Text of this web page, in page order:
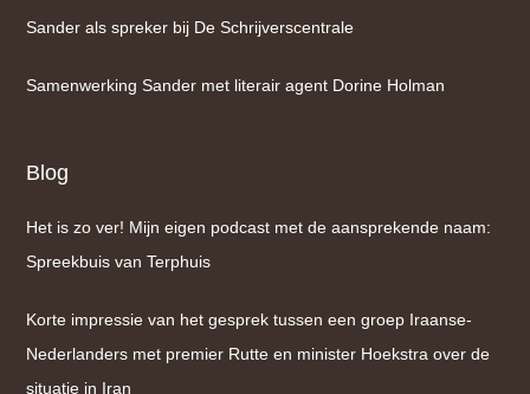
Sander als spreker bij De Schrijverscentrale
Samenwerking Sander met literair agent Dorine Holman
Blog
Het is zo ver! Mijn eigen podcast met de aansprekende naam:
Spreekbuis van Terphuis
Korte impressie van het gesprek tussen een groep Iraanse-
Nederlanders met premier Rutte en minister Hoekstra over de
situatie in Iran